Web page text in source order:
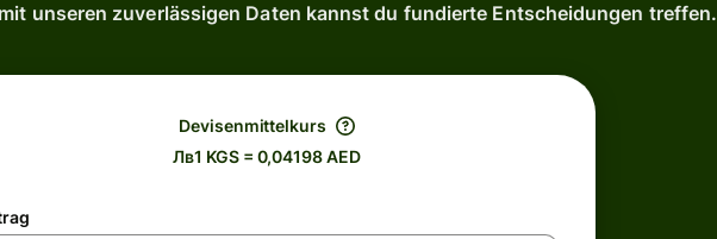
unseren zuverlässigen Daten kannst du fundierte Entscheidungen treffen.
Devisenmittelkurs
Лв1 KGS = 0,04198 AED